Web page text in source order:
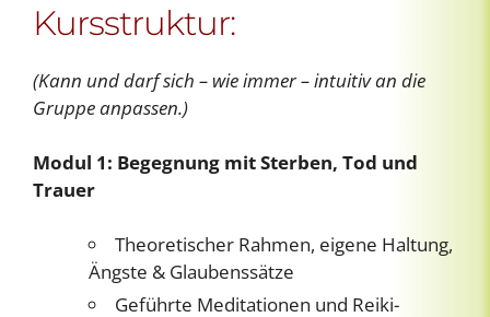
Kursstruktur:
(Kann und darf sich – wie immer – intuitiv an die
Gruppe anpassen.)
Modul 1: Begegnung mit Sterben, Tod und
Trauer
Theoretischer Rahmen, eigene Haltung,
Ängste & Glaubenssätze
Geführte Meditationen und Reiki-